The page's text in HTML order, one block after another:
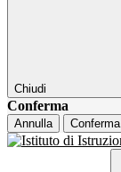
Chiudi
Conferma
Annulla Conferma